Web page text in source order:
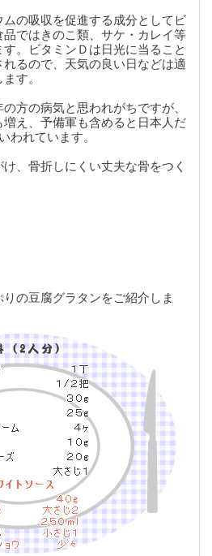
の吸収を促進する成分としてビ
ではきのこ類、サケ・カレイ等
。ビタミンＤは日光に当ること
るので、天気の良い日などは適
す。
方の病気と思われがちですが、
え、予備軍も含めると日本人だ
われています。
、骨折しにくい丈夫な骨をつく
の豆腐グラタンをご紹介しま